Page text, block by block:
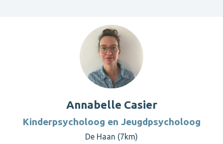
Annabelle Casier
Kinderpsycholoog en Jeugdpsycholoog
De Haan (7km)